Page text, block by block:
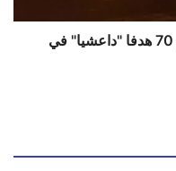
الجيش الأميركي يعلن قصف أكثر من 70 هدفا "داعشيا" في